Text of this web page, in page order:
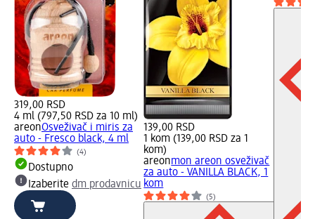
319,00 RSD
4 ml (797,50 RSD za 10 ml)
areonOsveživač i miris za
auto - Fresco black, 4 ml
(4)
Dostupno
Izaberite dm prodavnicu
139,00 RSD
1 kom (139,00 RSD za 1
kom)
areonmon areon osveživač
za auto - VANILLA BLACK, 1
kom
(5)